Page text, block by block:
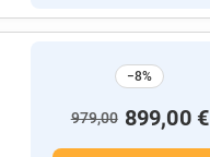
−8%
979,00 899,00 €